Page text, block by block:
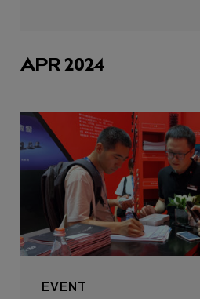
APR 2024
EVENT